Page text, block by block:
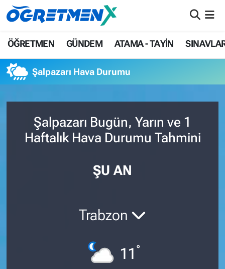
ÖĞRETMEN GÜNDEM ATAMA - TAYİN
Şalpazarı Hava Durumu
Şalpazarı Bugün, Yarın ve 1
Haftalık Hava Durumu Tahmini
ŞU AN
Trabzon
11 °
ÖĞRETMEN
SINAVLAR
HAYATIN İÇİNDEN
UZMAN ÖĞRETMENLİK
İstanbul Nöbetçi Eczaneler
İstanbul Trafik Yoğunluk Haritası
Süper Lig Puan Durumu ve Fikstür